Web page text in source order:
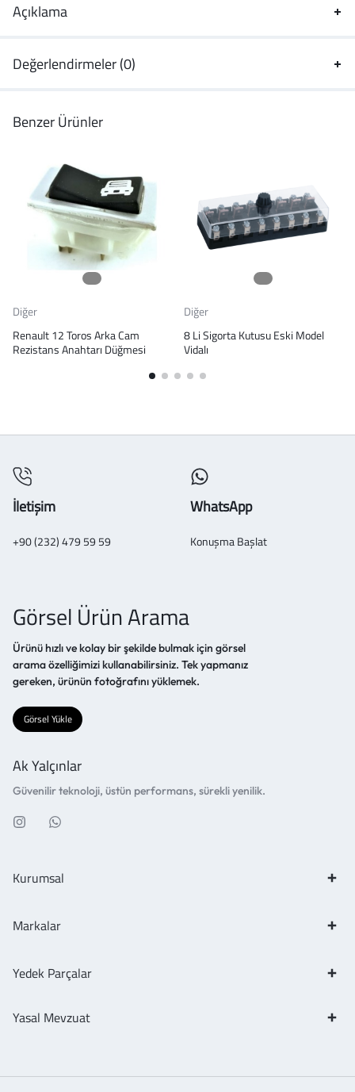
Açıklama
Değerlendirmeler (0)
Benzer Ürünler
Diğer
Renault 12 Toros Arka Cam
Rezistans Anahtarı Düğmesi
Diğer
8 Li Sigorta Kutusu Eski Model
Vidalı
İletişim
+90 (232) 479 59 59
WhatsApp
Konuşma Başlat
Görsel Ürün Arama
Ürünü hızlı ve kolay bir şekilde bulmak için görsel
arama özelliğimizi kullanabilirsiniz. Tek yapmanız
gereken, ürünün fotoğrafını yüklemek.
Görsel Yükle
Ak Yalçınlar
Güvenilir teknoloji, üstün performans, sürekli yenilik.
Kurumsal
Markalar
Yedek Parçalar
Yasal Mevzuat